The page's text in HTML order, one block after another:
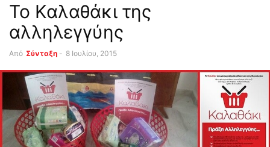
Το Καλαθάκι της
αλληλεγγύης
Από Σύνταξη - 8 Ιουλίου, 2015